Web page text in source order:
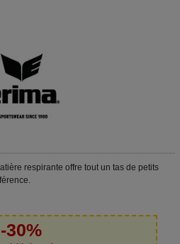
respirante offre tout un tas de petits
-30%